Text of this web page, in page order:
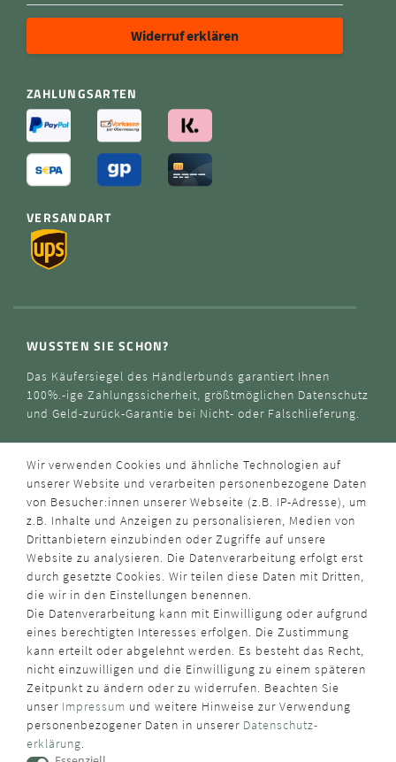
Widerruf erklären
ZAHLUNGSARTEN
VERSANDART
WUSSTEN SIE SCHON?
Das Käufersiegel des Händlerbunds garantiert Ihnen
100%.-ige Zahlungssicherheit, größtmöglichen Datenschutz
und Geld-zurück-Garantie bei Nicht- oder Falschlieferung.
Wir verwenden Cookies und ähnliche Technologien auf
unserer Website und verarbeiten personenbezogene Daten
von Besucher:innen unserer Webseite (z.B. IP-Adresse), um
z.B. Inhalte und Anzeigen zu personalisieren, Medien von
Drittanbietern einzubinden oder Zugriffe auf unsere
Website zu analysieren. Die Datenverarbeitung erfolgt erst
durch gesetzte Cookies. Wir teilen diese Daten mit Dritten,
die wir in den Einstellungen benennen.
Die Datenverarbeitung kann mit Einwilligung oder aufgrund
eines berechtigten Interesses erfolgen. Die Zustimmung
kann erteilt oder abgelehnt werden. Es besteht das Recht,
nicht einzuwilligen und die Einwilligung zu einem späteren
Zeitpunkt zu ändern oder zu widerrufen. Beachten Sie
unser Impressum und weitere Hinweise zur Verwendung
personenbezogener Daten in unserer Daten­schutz­
erklärung.